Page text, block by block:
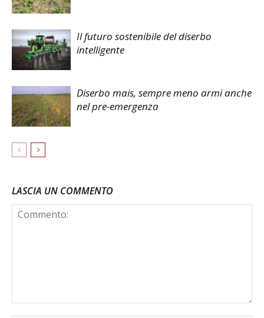
Il futuro sostenibile del diserbo
intelligente
Diserbo mais, sempre meno armi anche
nel pre-emergenza
LASCIA UN COMMENTO